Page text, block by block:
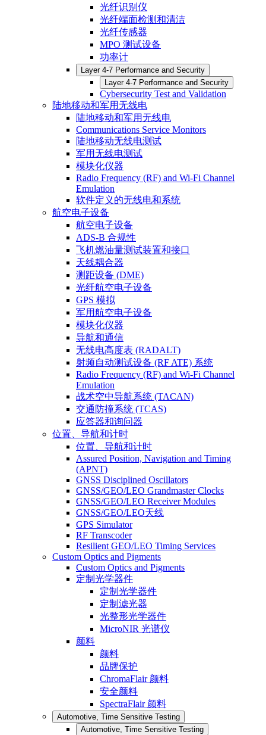
光纤识别仪
光纤端面检测和清洁
光纤传感器
MPO 测试设备
功率计
Layer 4-7 Performance and Security
Layer 4-7 Performance and Security
Cybersecurity Test and Validation
陆地移动和军用无线电
陆地移动和军用无线电
Communications Service Monitors
陆地移动无线电测试
军用无线电测试
模块化仪器
Radio Frequency (RF) and Wi-Fi Channel
Emulation
软件定义的无线电和系统
航空电子设备
航空电子设备
ADS-B 合规性
飞机燃油量测试装置和接口
天线耦合器
测距设备 (DME)
光纤航空电子设备
GPS 模拟
军用航空电子设备
模块化仪器
导航和通信
无线电高度表 (RADALT)
射频自动测试设备 (RF ATE) 系统
Radio Frequency (RF) and Wi-Fi Channel
Emulation
战术空中导航系统 (TACAN)
交通防撞系统 (TCAS)
应答器和询问器
位置、导航和计时
位置、导航和计时
Assured Position, Navigation and Timing
(APNT)
GNSS Disciplined Oscillators
GNSS/GEO/LEO Grandmaster Clocks
GNSS/GEO/LEO Receiver Modules
GNSS/GEO/LEO天线
GPS Simulator
RF Transcoder
Resilient GEO/LEO Timing Services
Custom Optics and Pigments
Custom Optics and Pigments
定制光学器件
定制光学器件
定制滤光器
光整形光学器件
MicroNIR 光谱仪
颜料
颜料
品牌保护
ChromaFlair 颜料
安全颜料
SpectraFlair 颜料
Automotive, Time Sensitive Testing
Automotive, Time Sensitive Testing